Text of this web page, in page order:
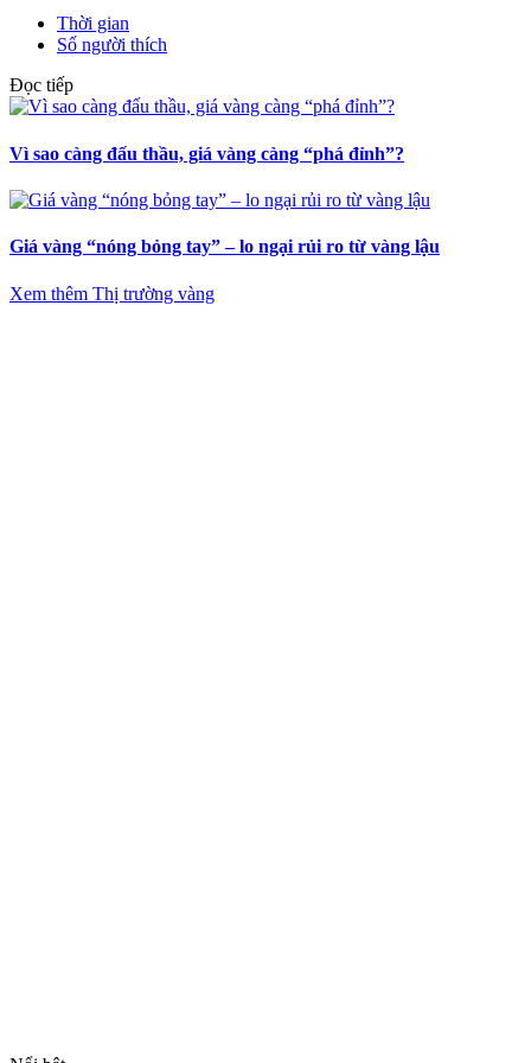
Thời gian
Số người thích
Đọc tiếp
Vì sao càng đấu thầu, giá vàng càng “phá đỉnh”?
Giá vàng “nóng bỏng tay” – lo ngại rủi ro từ vàng lậu
Xem thêm Thị trường vàng